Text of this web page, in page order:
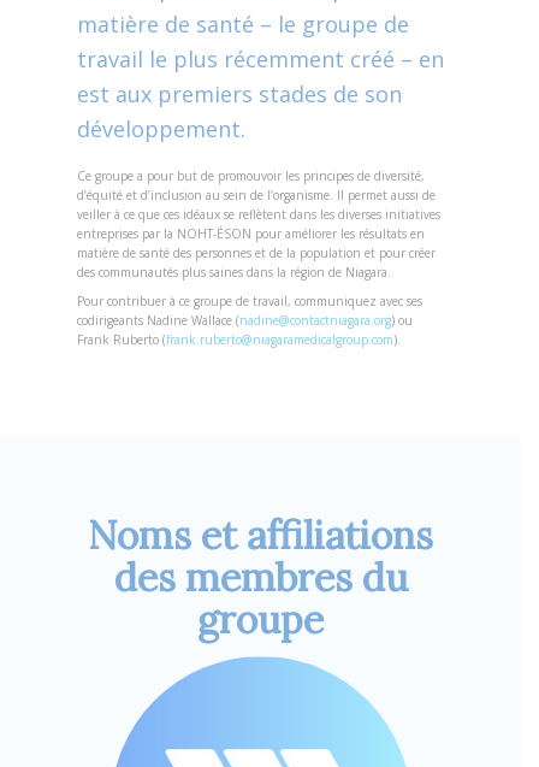
matière de santé – le groupe de
travail le plus récemment créé – en
est aux premiers stades de son
développement.
Ce groupe a pour but de promouvoir les principes de diversité,
d’équité et d’inclusion au sein de l’organisme. Il permet aussi de
veiller à ce que ces idéaux se reflètent dans les diverses initiatives
entreprises par la NOHT-ÉSON pour améliorer les résultats en
matière de santé des personnes et de la population et pour créer
des communautés plus saines dans la région de Niagara.
Pour contribuer à ce groupe de travail, communiquez avec ses
codirigeants Nadine Wallace (nadine@contactniagara.org) ou
Frank Ruberto (frank.ruberto@niagaramedicalgroup.com).
Noms et affiliations
des membres du
groupe